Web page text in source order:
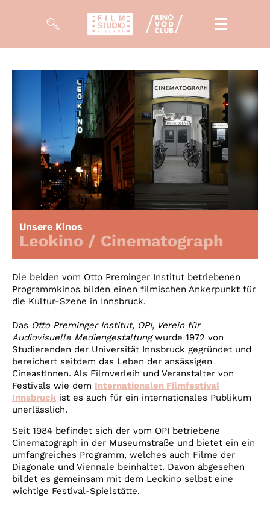
Filme
Magazin
Kuratierungen
Events
So geht’s
Filmpakete
Gutscheine
& Filmpässe
Account
Suche
Unsere Kinos
Leokino / Cinematograph
Die beiden vom Otto Preminger Institut betriebenen
Programmkinos bilden einen filmischen Ankerpunkt für
die Kultur-Szene in Innsbruck.
Das Otto Preminger Institut, OPI, Verein für
Audiovisuelle Mediengestaltungwurde 1972 von
Studierenden der Universität Innsbruck gegründet und
bereichert seitdem das Leben der ansässigen
CineastInnen. Als Filmverleih und Veranstalter von
Festivals wie dem Internationalen Filmfestival
Innsbruck ist es auch für ein internationales Publikum
unerlässlich.
Seit 1984 befindet sich der vom OPI betriebene
Cinematograph in der Museumstraße und bietet ein ein
umfangreiches Programm, welches auch Filme der
Diagonale und Viennale beinhaltet. Davon abgesehen
bildet es gemeinsam mit dem Leokino selbst eine
wichtige Festival-Spielstätte.